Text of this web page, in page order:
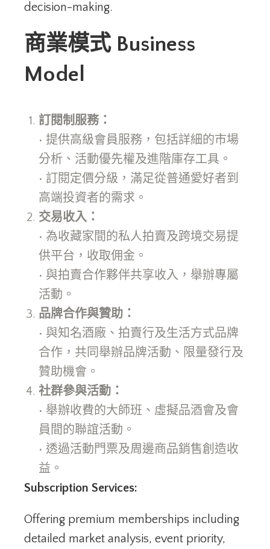
decision-making.
商業模式 Business
Model
訂閱制服務：
• 提供高級會員服務，包括詳細的市場
分析、活動優先權及進階庫存工具。
• 訂閱定價分級，滿足從普通愛好者到
高端投資者的需求。
交易收入：
• 為收藏家間的私人拍賣及跨境交易提
供平台，收取佣金。
• 與拍賣合作夥伴共享收入，舉辦專屬
活動。
品牌合作與贊助：
• 與知名酒廠、拍賣行及生活方式品牌
合作，共同舉辦品牌活動、限量發行及
贊助機會。
社群參與活動：
• 舉辦收費的大師班、虛擬品酒會及會
員間的聯誼活動。
• 透過活動門票及周邊商品銷售創造收
益。
Subscription Services:
Offering premium memberships including
detailed market analysis, event priority,